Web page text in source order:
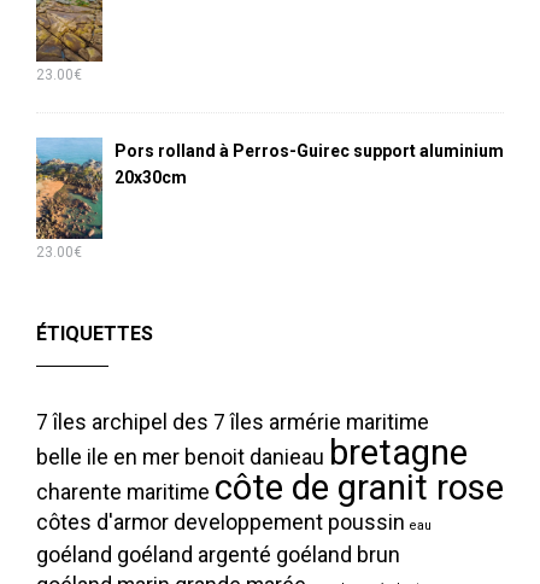
23.00€
Pors rolland à Perros-Guirec support aluminium
20x30cm
23.00€
ÉTIQUETTES
7 îles archipel des 7 îles armérie maritime
belle ile en mer benoit danieau bretagne
charente maritime côte de granit rose
côtes d'armor developpement poussin eau
goéland goéland argenté goéland brun